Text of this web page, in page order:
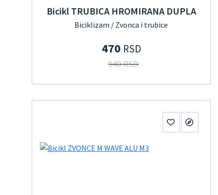
Bicikl TRUBICA HROMIRANA DUPLA
Biciklizam / Zvonca i trubice
470 RSD
940 RSD